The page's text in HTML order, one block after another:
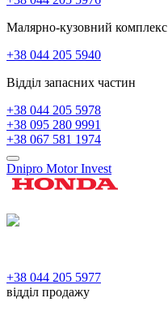
Малярно-кузовний комплекс
+38 044 205 5940
Відділ запасних частин
+38 044 205 5978
+38 095 280 9991
+38 067 581 1974
Dnipro Motor Invest
+38 044 205 5977
відділ продажу